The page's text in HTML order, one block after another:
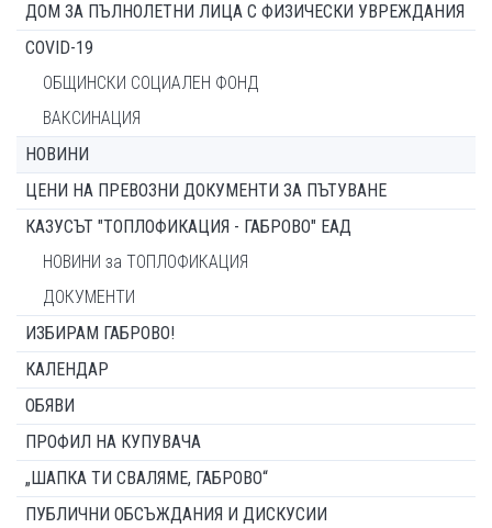
ДОМ ЗА ПЪЛНОЛЕТНИ ЛИЦА С ФИЗИЧЕСКИ УВРЕЖДАНИЯ
COVID-19
ОБЩИНСКИ СОЦИАЛЕН ФОНД
ВАКСИНАЦИЯ
НОВИНИ
ЦЕНИ НА ПРЕВОЗНИ ДОКУМЕНТИ ЗА ПЪТУВАНЕ
КАЗУСЪТ "ТОПЛОФИКАЦИЯ - ГАБРОВО" ЕАД
НОВИНИ за ТОПЛОФИКАЦИЯ
ДОКУМЕНТИ
ИЗБИРАМ ГАБРОВО!
КАЛЕНДАР
ОБЯВИ
ПРОФИЛ НА КУПУВАЧА
„ШАПКА ТИ СВАЛЯМЕ, ГАБРОВО“
ПУБЛИЧНИ ОБСЪЖДАНИЯ И ДИСКУСИИ